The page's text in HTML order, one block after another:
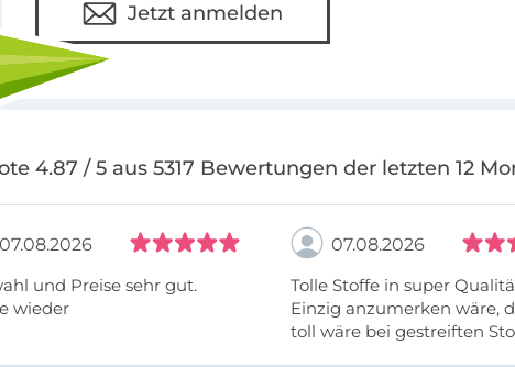
Jetzt anmelden
4.87 / 5 aus 5317 Bewertungen der letzten 12
07.08.2026
und Preise sehr gut.
wieder
07.08.2026
Tolle Stoffe in super
Einzig anzumerken wäre,
toll wäre bei gestreiften